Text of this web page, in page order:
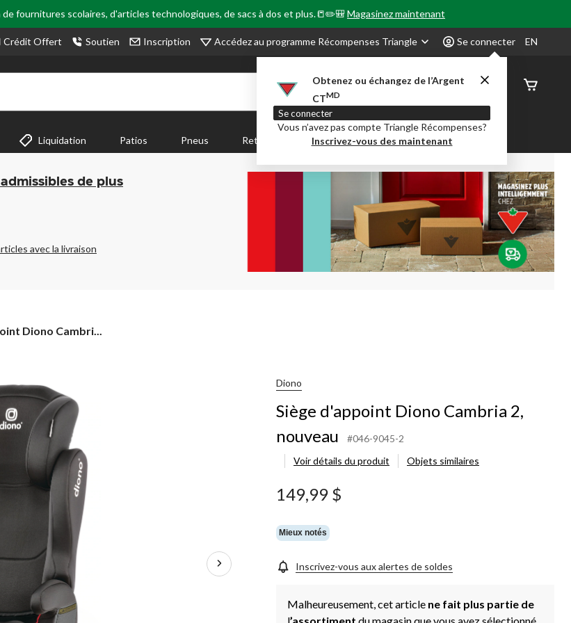
fournitures scolaires, d'articles technologiques, de sacs à dos et plus.📒✏️🎒Magasinez maintenant
Crédit Offert Soutien Inscription Accédez au programme Récompenses Triangle Se connecter
Obtenez ou échangez de l’Argent
CTMD
Se connecter
Vous n’avez pas compte Triangle Récompenses?
Inscrivez-vous des maintenant
EN
État de
Liquidation Patios Pneus Retour en Classe Party City Centre-auto
de plus
avec la livraison
Diono Cambri...
Diono
Siège d'appoint Diono Cambria 2,
nouveau
#046-9045-2
Voir détails du produit
Objets similaires
149,99 $
Mieux notés
Inscrivez-vous aux alertes de soldes
Malheureusement, cet article ne fait plus partie de
l’assortiment du magasin que vous avez sélectionné